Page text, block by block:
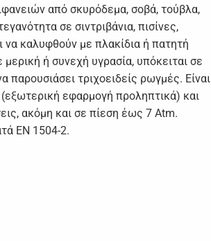
από σκυρόδεμα, σοβά, τούβλα,
σε σιντριβάνια, πισίνες,
καλυφθούν με πλακίδια ή πατητή
ή συνεχή υγρασία, υπόκειται σε
παρουσιάσει τριχοειδείς ρωγμές. Είναι
εφαρμογή προληπτικά) και
ακόμη και σε πίεση έως 7 Αtm.
EN 1504-2.